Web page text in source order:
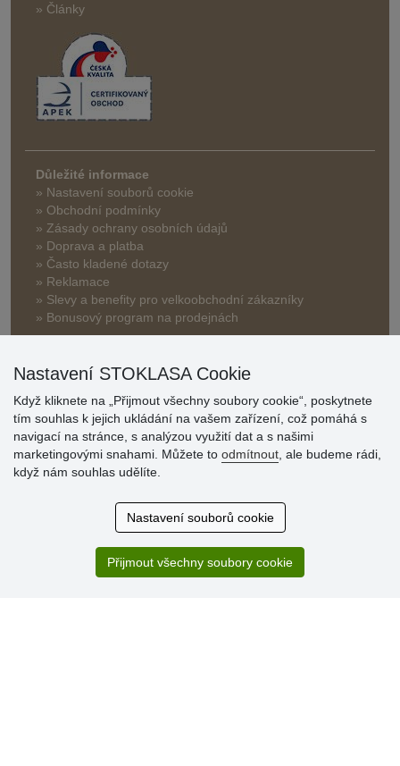
» Články
Důležité informace
» Nastavení souborů cookie
» Obchodní podmínky
» Zásady ochrany osobních údajů
» Doprava a platba
» Často kladené dotazy
» Reklamace
» Slevy a benefity pro velkoobchodní zákazníky
» Bonusový program na prodejnách
Hodnocení
zákazníků
Super obchod, kvalitní zboží za slušné ceny. Vřele
Nastavení STOKLASA Cookie
Když kliknete na „Přijmout všechny soubory cookie“, poskytnete
tím souhlas k jejich ukládání na vašem zařízení, což pomáhá s
navigací na stránce, s analýzou využití dat a s našimi
marketingovými snahami. Můžete to odmítnout , ale budeme rádi,
když nám souhlas udělíte.
Nastavení souborů cookie
Přijmout všechny soubory cookie